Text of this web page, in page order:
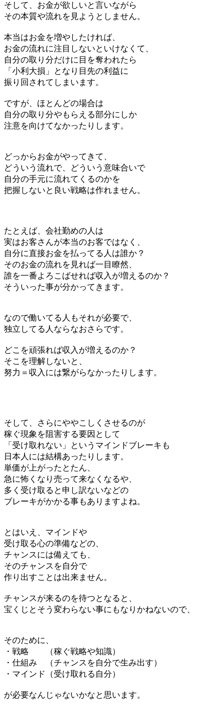
そして、お金が欲しいと言いながら
その本質や流れを見ようとしません。
本当はお金を増やしたければ、
お金の流れに注目しないといけなくて、
自分の取り分だけに目を奪われたら
「小利大損」となり目先の利益に
振り回されてしまいます。
ですが、ほとんどの場合は
自分の取り分やもらえる部分にしか
注意を向けてなかったりします。
どっからお金がやってきて、
どういう流れで、どういう意味合いで
自分の手元に流れてくるのかを
把握しないと良い戦略は作れません。
たとえば、会社勤めの人は
実はお客さんが本当のお客ではなく、
自分に直接お金を払ってる人は誰か？
そのお金の流れを見れば一目瞭然、
誰を一番よろこばせれば収入が増えるのか？
そういった事が分かってきます。
なので働いてる人もそれが必要で、
独立してる人ならなおさらです。
どこを頑張れば収入が増えるのか？
そこを理解しないと、
努力＝収入には繋がらなかったりします。
そして、さらにややこしくさせるのが
稼ぐ現象を阻害する要因として
「受け取れない」というマインドブレーキも
日本人には結構あったりします。
単価が上がったとたん、
急に怖くなり売って来なくなるや、
多く受け取ると申し訳ないなどの
ブレーキがかかる事もありますよね。
とはいえ、マインドや
受け取る心の準備などの、
チャンスには備えても、
そのチャンスを自分で
作り出すことは出来ません。
チャンスが来るのを待つとなると、
宝くじとそう変わらない事にもなりかねないので、
そのために、
・戦略 （稼ぐ戦略や知識）
・仕組み （チャンスを自分で生み出す）
・マインド（受け取れる自分）
が必要なんじゃないかなと思います。